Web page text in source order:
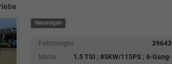
Neuwagen
Fahrzeugnr.
39643
Motor
1.5 TSI ; 85KW/115PS ; 6-Gang-